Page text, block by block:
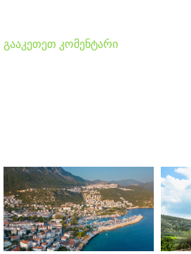
გააკეთეთ კომენტარი